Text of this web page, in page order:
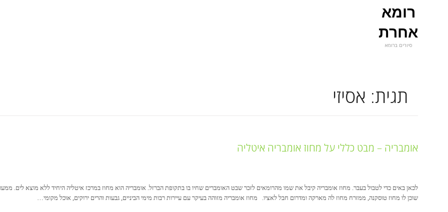
רומא
אחרת
סיורים ברומא
תגית: אסיזי
אומבריה – מבט כללי על מחוז אומבריה איטליה
לכאן באים כדי לטבול בעבר. מחוז אומבריה קיבל את שמו מהרומאים לזכר שבט האומברים שחיו בו בתקופת הברזל. אומבריה הוא מחוז במרכז איטליה היחיד ללא מוצא לים.
שוכן לו מחוז טוסקנה, ממזרח מחוז לה מארקה ומדרום חבל לאציו. מחוז אומבריה מזוהה בעיקר עם עיירות רבות מימי הביניים, גבעות והרים ירוקים, אוכל מקומי…